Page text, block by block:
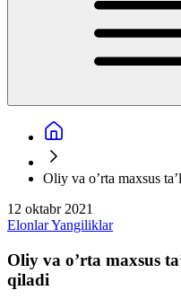
Oliy va o’rta maxsus
12 oktabr 2021
ElonlarYangiliklar
Oliy va o’rta maxsus
qiladi